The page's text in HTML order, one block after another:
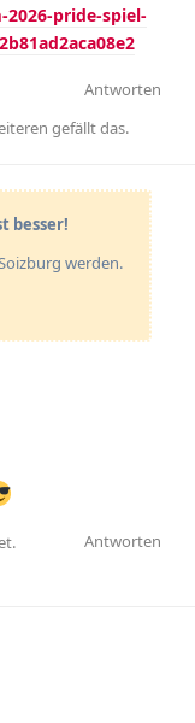
pride-spiel-
Antworten
gefällt das.
besser!
werden.
Antworten